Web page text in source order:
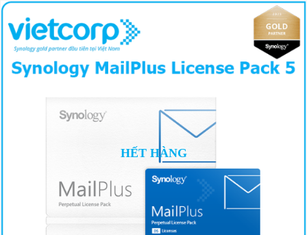
HẾT HÀNG